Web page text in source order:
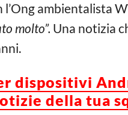
ambientalista
molto”. Una notizia
dispositivi
della tua